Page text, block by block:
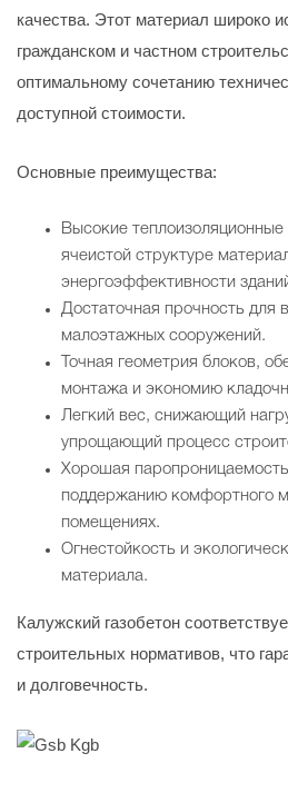
качества. Этот материал широко
гражданском и частном
оптимальному сочетанию
доступной стоимости.
Основные преимущества:
Высокие теплоизоляционные
ячеистой структуре
энергоэффективности
Достаточная прочность для
малоэтажных сооружений.
Точная геометрия блоков,
монтажа и экономию
Легкий вес, снижающий
упрощающий процесс
Хорошая
поддержанию комфортного
помещениях.
Огнестойкость и
материала.
Калужский газобетон
строительных нормативов, что
и долговечность.